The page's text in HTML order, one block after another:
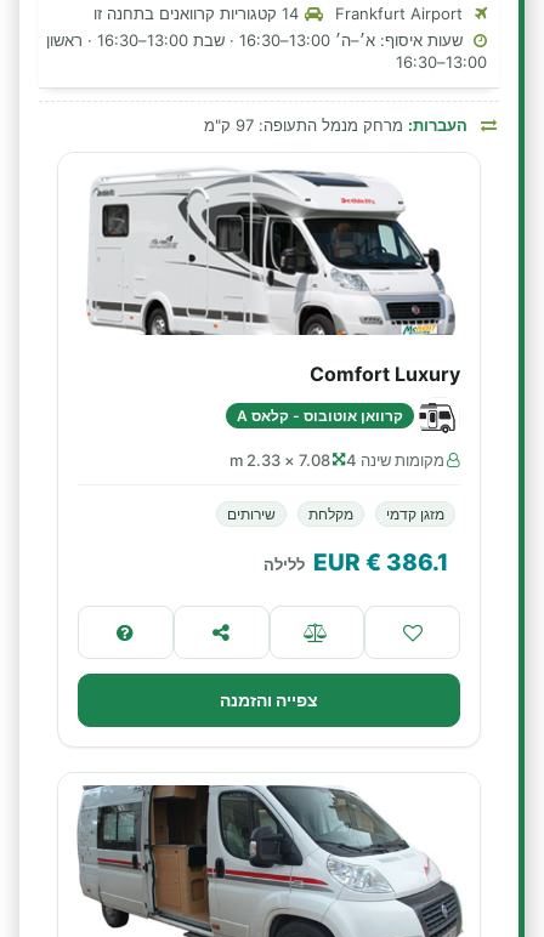
שעות איסוף: א׳–ה׳ 13:00–16:30 · שבת 13:00–16:30 · ראשון
13:00–16:30
העברות: מרחק מנמל התעופה: 97 ק"מ
Comfort Luxury
קרוואן אוטובוס - קלאס A
מקומות שינה 4 7.08 × 2.33 m
מזגן קדמי מקלחת שירותים
386.1
€ EUR ללילה
צפייה והזמנה